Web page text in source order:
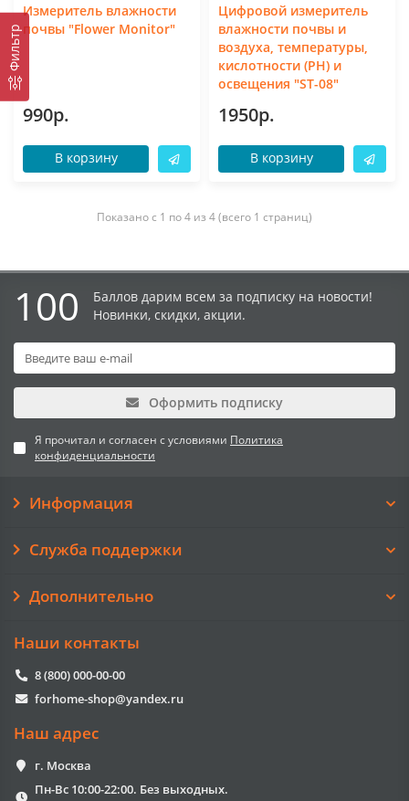
Измеритель влажности
почвы "Flower Monitor"
990р.
В корзину
Цифровой измеритель
влажности почвы и
воздуха, температуры,
кислотности (PH) и
освещения "ST-08"
1950р.
В корзину
Показано с 1 по 4 из 4 (всего 1 страниц)
Фильтр
100
Баллов дарим всем за подписку на новости!
Новинки, скидки, акции.
Оформить подписку
Я прочитал и согласен с условиями Политика
конфиденциальности
Информация
Служба поддержки
Дополнительно
Наши контакты
8 (800) 000-00-00
forhome-shop@yandex.ru
Наш адрес
г. Москва
Пн-Вс 10:00-22:00. Без выходных.